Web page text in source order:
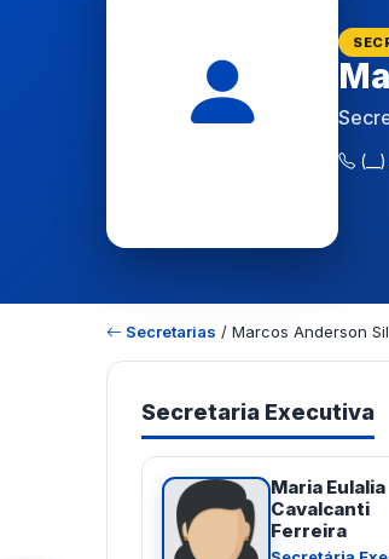
(__)
Secretarias / Marcos Anderson
Secretaria Executiva
Maria Eulalia
Cavalcanti
Ferreira